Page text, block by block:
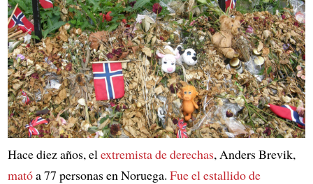
Hace diez años, elextremista de derechas, Anders Brevik,
matóa 77 personas en Noruega. Fue el estallido de